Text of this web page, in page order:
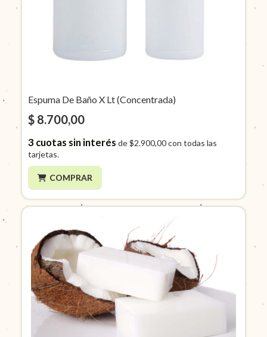
Espuma De Baño X Lt (Concentrada)
$ 8.700,00
3cuotas sin interés de$2.900,00con todas las
tarjetas.
COMPRAR